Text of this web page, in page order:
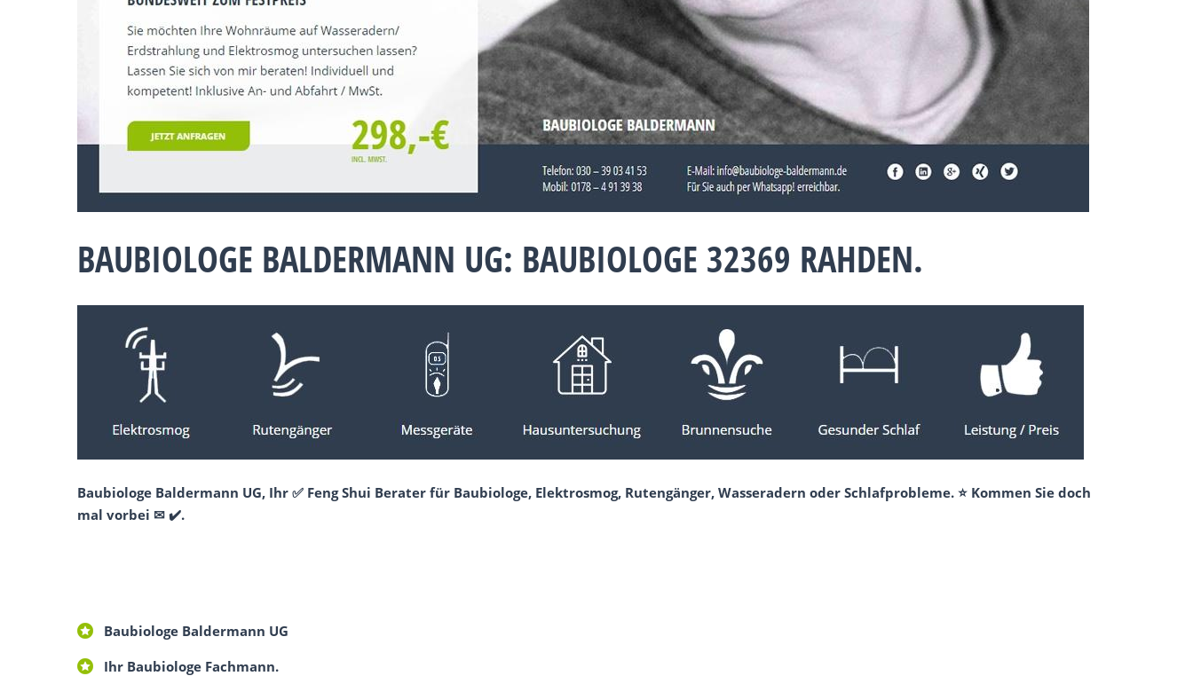
BAUBIOLOGE BALDERMANN UG: BAUBIOLOGE 32369 RAHDEN.
Baubiologe Baldermann UG, Ihr ✅ Feng Shui Berater für Baubiologe, Elektrosmog, Rutengänger, Wasseradern oder Schlafprobleme. ⭐ Kommen Sie doch
mal vorbei ✉ ✔️.
Baubiologe Baldermann UG
Ihr Baubiologe Fachmann.